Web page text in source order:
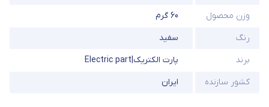
وزن محصول
60 گرم
رنگ
سفید
برند
پارت الکتریک|Electric part
کشور سازنده
ایران